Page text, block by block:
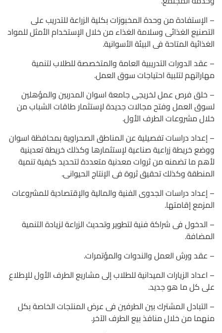
– الإستفادة من وحدة المخبوزات بكلية الزراعة للتدريب على
التصنيع الغذائى وسلامة الغذاء من خلال الإستخدام الأمثل للمواد
الغذائية المتاحة فى البيئة الأسوانية.
– عقد الدورات التدريبية العامة والمتخصصة للطلاب لتنمية
مهاراتهم لتلبية احتياجات سوق العمل.
– خلق فرص عمل لخريجى جامعة اسوان المدربين والمؤهلين
لسوق العمل وفتح مجالات جديدة لإستثمار طاقات الشباب من
خلال مشروعات الطرف الأول.
– إعداد دراسات تفصيلية عن المناطق الصحراوية بمحافظة اسوان
ووضع خريطة زراعية صناعية لإستثمارها وكذلك خريطة تعدينية
لأهم ما تضمنه من ثروات معدنية متعددة لتحديد كيفية تنمية
المنطقة وكذلك تحقيق ثروة فى الإنتاج الحيوانى.
– إعداد دراسات الجدوى الفنية والمالية والإقتصادية للمشروعات
المزمع إقامتها.
– الدخول فى شراكة فنية لتطوير وتحديث الزراعة لزيادة التنمية
المضافة.
– عقد ورش العمل والندوات والمؤتمرات.
– اعداد الزيارات الميدانية للطلاب إلى مشاريع الطرف الأول للإطلاع
على كل ما هو جديد.
– التبادل المشترك بين الطرفين فى عرض المنتجات الخاصة بكل
منهما من خلال منافذ بيع الطرف الآخر.